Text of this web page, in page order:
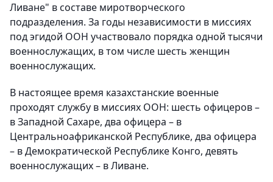
Ливане" в составе миротворческого
подразделения. За годы независимости в миссиях
под эгидой ООН участвовало порядка одной тысячи
военнослужащих, в том числе шесть женщин
военнослужащих.
В настоящее время казахстанские военные
проходят службу в миссиях ООН: шесть офицеров –
в Западной Сахаре, два офицера – в
Центральноафриканской Республике, два офицера
– в Демократической Республике Конго, девять
военнослужащих – в Ливане.